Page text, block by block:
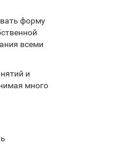
форму
всеми
и
много